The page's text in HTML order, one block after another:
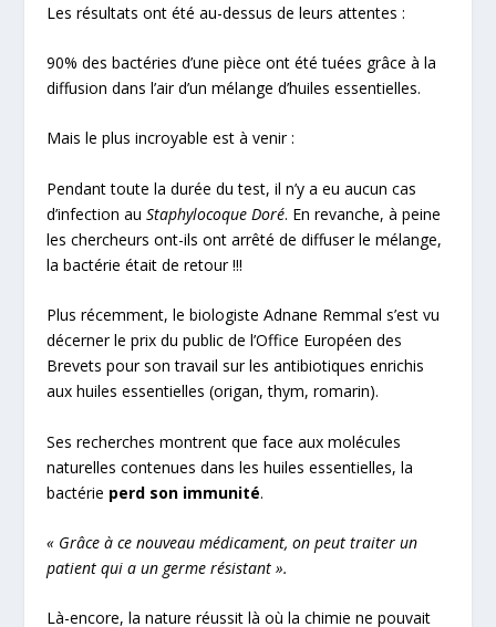
Les résultats ont été au-dessus de leurs attentes :
90% des bactéries d’une pièce ont été tuées grâce à la
diffusion dans l’air d’un mélange d’huiles essentielles.
Mais le plus incroyable est à venir :
Pendant toute la durée du test, il n’y a eu aucun cas
d’infection auStaphylocoque Doré. En revanche, à peine
les chercheurs ont-ils ont arrêté de diffuser le mélange,
la bactérie était de retour !!!
Plus récemment, le biologiste Adnane Remmal s’est vu
décerner le prix du public de l’Office Européen des
Brevets pour son travail sur les antibiotiques enrichis
aux huiles essentielles (origan, thym, romarin).
Ses recherches montrent que face aux molécules
naturelles contenues dans les huiles essentielles, la
bactérie perd son immunité.
« Grâce à ce nouveau médicament, on peut traiter un
patient qui a un germe résistant ».
Là-encore, la nature réussit là où la chimie ne pouvait